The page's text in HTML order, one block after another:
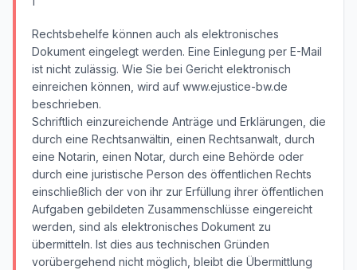
Rechtsbehelfe können auch als elektronisches
Dokument eingelegt werden. Eine Einlegung per E-Mail
ist nicht zulässig. Wie Sie bei Gericht elektronisch
einreichen können, wird auf www.ejustice-bw.de
beschrieben.
Schriftlich einzureichende Anträge und Erklärungen, die
durch eine Rechtsanwältin, einen Rechtsanwalt, durch
eine Notarin, einen Notar, durch eine Behörde oder
durch eine juristische Person des öffentlichen Rechts
einschließlich der von ihr zur Erfüllung ihrer öffentlichen
Aufgaben gebildeten Zusammenschlüsse eingereicht
werden, sind als elektronisches Dokument zu
übermitteln. Ist dies aus technischen Gründen
vorübergehend nicht möglich, bleibt die Übermittlung